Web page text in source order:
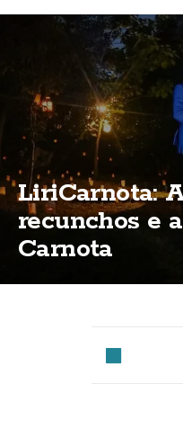
LiriCarnota:
recunchos e
Carnota